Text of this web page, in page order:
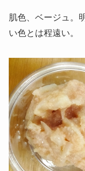
肌色、ベージュ。
い色とは程遠い。